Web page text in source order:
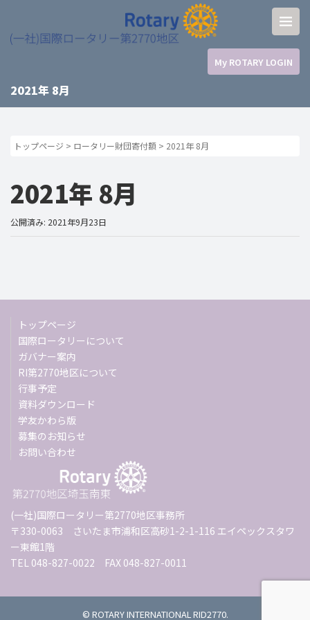
My ROTARY LOGIN
2021年 8月
トップページ > ロータリー財団寄付額 > 2021年 8月
2021年 8月
公開済み: 2021年9月23日
トップページ
国際ロータリーについて
ガバナー案内
RI第2770地区について
行事予定
資料ダウンロード
学友かわら版
募集のお知らせ
お問い合わせ
(一社)国際ロータリー第2770地区事務所
〒330-0063 さいたま市浦和区高砂1-2-1-116 エイペックスタワ
ー東館1階
TEL 048-827-0022 FAX 048-827-0011
© ROTARY INTERNATIONAL RID2770.